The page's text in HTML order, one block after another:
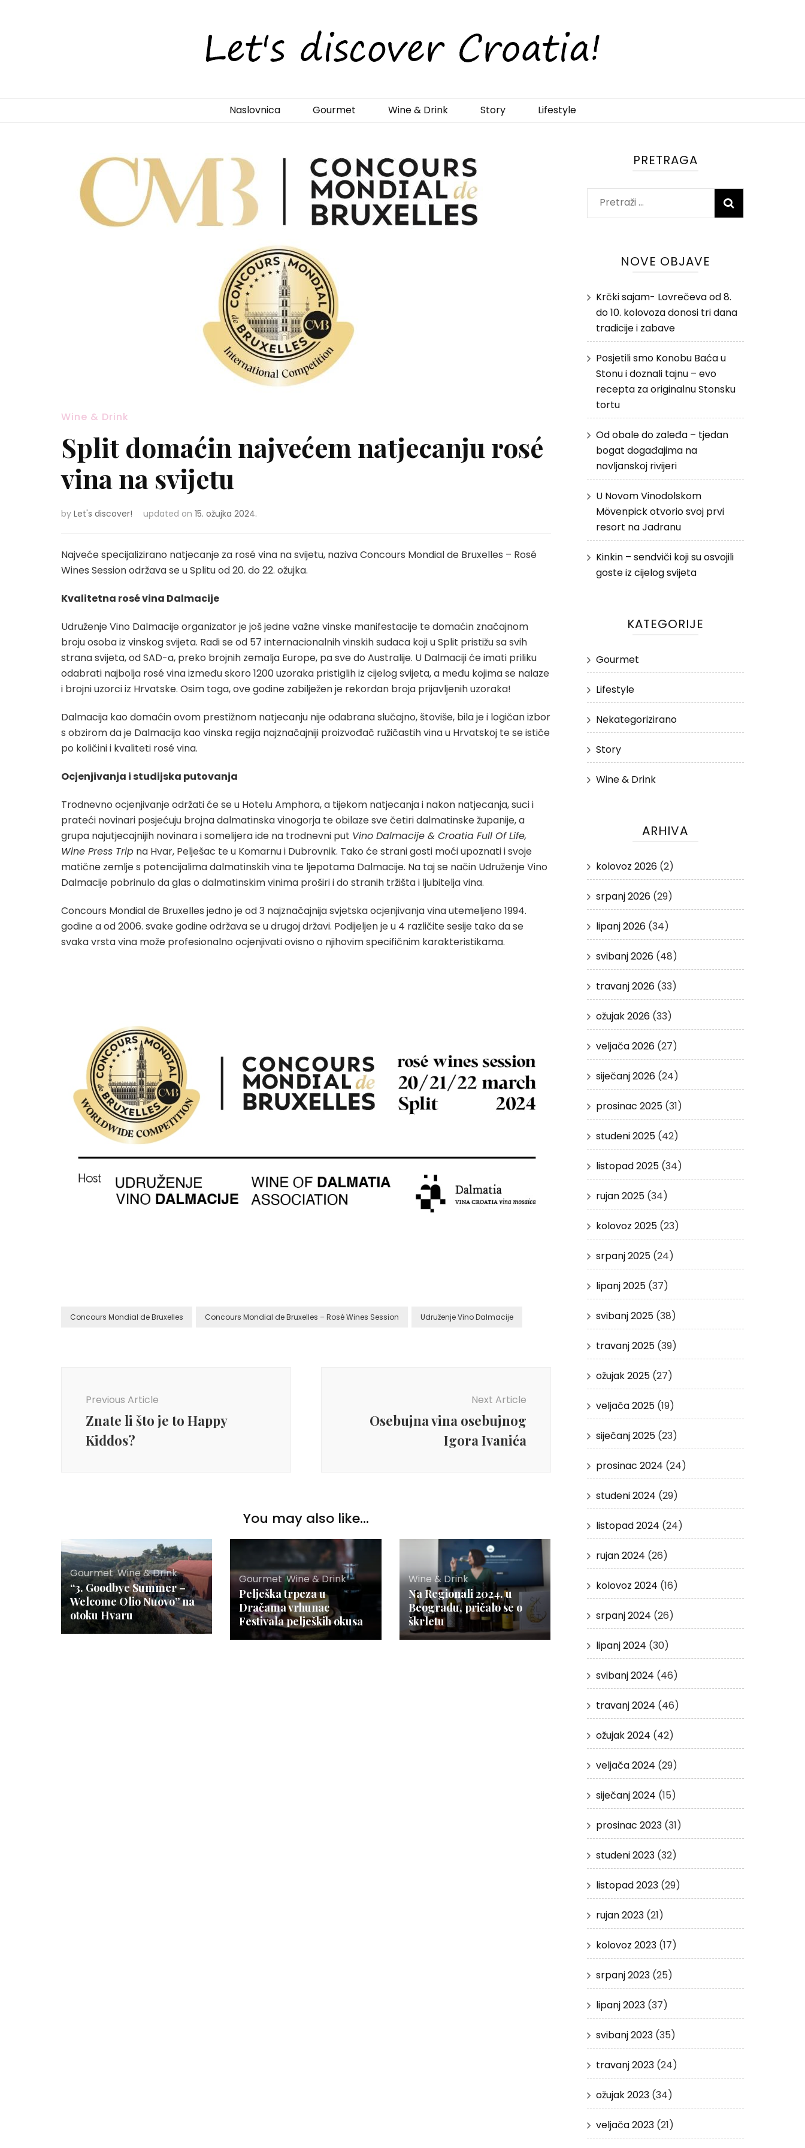
LetsDiscoverCroatia
Naslovnica Gourmet Wine & Drink Story Lifestyle
Wine & Drink
Split domaćin najvećem natjecanju rosé
vina na svijetu
by Let's discover! updated on 15. ožujka 2024.
Najveće specijalizirano natjecanje za rosé vina na svijetu, naziva Concours Mondial de Bruxelles – Rosé
Wines Session održava se u Splitu od 20. do 22. ožujka.
Kvalitetna rosé vina Dalmacije
Udruženje Vino Dalmacije organizator je još jedne važne vinske manifestacije te domaćin značajnom
broju osoba iz vinskog svijeta. Radi se od 57 internacionalnih vinskih sudaca koji u Split pristižu sa svih
strana svijeta, od SAD-a, preko brojnih zemalja Europe, pa sve do Australije. U Dalmaciji će imati priliku
odabrati najbolja rosé vina između skoro 1200 uzoraka pristiglih iz cijelog svijeta, a među kojima se nalaze
i brojni uzorci iz Hrvatske. Osim toga, ove godine zabilježen je rekordan broja prijavljenih uzoraka!
Dalmacija kao domaćin ovom prestižnom natjecanju nije odabrana slučajno, štoviše, bila je i logičan izbor
s obzirom da je Dalmacija kao vinska regija najznačajniji proizvođač ružičastih vina u Hrvatskoj te se ističe
po količini i kvaliteti rosé vina.
Ocjenjivanja i studijska putovanja
Trodnevno ocjenjivanje održati će se u Hotelu Amphora, a tijekom natjecanja i nakon natjecanja, suci i
prateći novinari posjećuju brojna dalmatinska vinogorja te obilaze sve četiri dalmatinske županije, a
grupa najutjecajnijih novinara i somelijera ide na trodnevni put Vino Dalmacije & Croatia Full Of Life,
Wine Press Trip na Hvar, Pelješac te u Komarnu i Dubrovnik. Tako će strani gosti moći upoznati i svoje
matične zemlje s potencijalima dalmatinskih vina te ljepotama Dalmacije. Na taj se način Udruženje Vino
Dalmacije pobrinulo da glas o dalmatinskim vinima proširi i do stranih tržišta i ljubitelja vina.
Concours Mondial de Bruxelles jedno je od 3 najznačajnija svjetska ocjenjivanja vina utemeljeno 1994.
godine a od 2006. svake godine održava se u drugoj državi. Podijeljen je u 4 različite sesije tako da se
svaka vrsta vina može profesionalno ocjenjivati ​​ovisno o njihovim specifičnim karakteristikama.
Concours Mondial de Bruxelles Concours Mondial de Bruxelles – Rosé Wines Session Udruženje Vino Dalmacije
Previous Article
Znate li što je to Happy
Kiddos?
Next Article
Osebujna vina osebujnog
Igora Ivanića
You may also like...
Gourmet,Wine & Drink
“3. Goodbye Summer –
Welcome Olio Nuovo” na
otoku Hvaru
Gourmet,Wine & Drink
Pelješka trpeza u
Dračama vrhunac
Festivala peljeških okusa
Wine & Drink
Na Regionali 2024. u
Beogradu, pričalo se o
škrletu
PRETRAGA
Pretraži:
NOVE OBJAVE
Krčki sajam- Lovrečeva od 8.
do 10. kolovoza donosi tri dana
tradicije i zabave
Posjetili smo Konobu Baća u
Stonu i doznali tajnu – evo
recepta za originalnu Stonsku
tortu
Od obale do zaleđa – tjedan
bogat događajima na
novljanskoj rivijeri
U Novom Vinodolskom
Mövenpick otvorio svoj prvi
resort na Jadranu
Kinkin – sendviči koji su osvojili
goste iz cijelog svijeta
KATEGORIJE
Gourmet
Lifestyle
Nekategorizirano
Story
Wine & Drink
ARHIVA
kolovoz 2026(2)
srpanj 2026(29)
lipanj 2026(34)
svibanj 2026(48)
travanj 2026(33)
ožujak 2026(33)
veljača 2026(27)
siječanj 2026(24)
prosinac 2025(31)
studeni 2025(42)
listopad 2025(34)
rujan 2025(34)
kolovoz 2025(23)
srpanj 2025(24)
lipanj 2025(37)
svibanj 2025(38)
travanj 2025(39)
ožujak 2025(27)
veljača 2025(19)
siječanj 2025(23)
prosinac 2024 (24)
studeni 2024 (29)
listopad 2024 (24)
rujan 2024 (26)
kolovoz 2024 (16)
srpanj 2024 (26)
lipanj 2024 (30)
svibanj 2024 (46)
travanj 2024 (46)
ožujak 2024 (42)
veljača 2024 (29)
siječanj 2024 (15)
prosinac 2023(31)
studeni 2023(32)
listopad 2023(29)
rujan 2023(21)
kolovoz 2023(17)
srpanj 2023(25)
lipanj 2023(37)
svibanj 2023(35)
travanj 2023(24)
ožujak 2023(34)
veljača 2023(21)